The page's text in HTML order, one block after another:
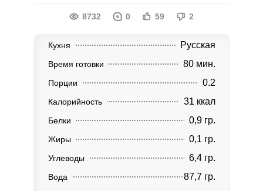
8732 0 59 2
Кухня Русская
Время готовки 80 мин.
Порции 0.2
Калорийность 31 ккал
Белки 0,9 гр.
Жиры 0,1 гр.
Углеводы 6,4 гр.
Вода 87,7 гр.